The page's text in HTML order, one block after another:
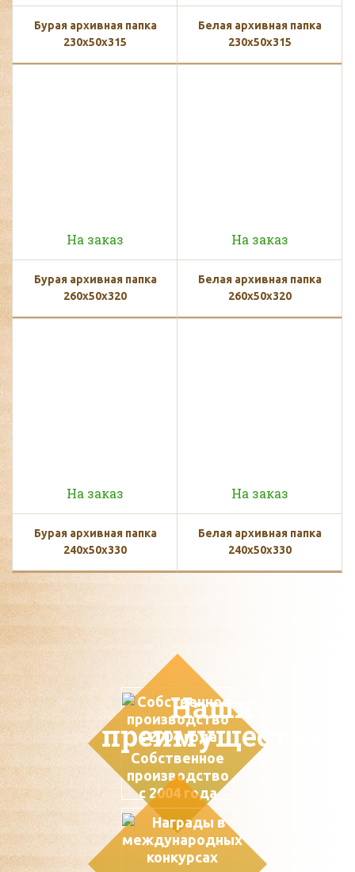
Бурая архивная папка
230x50x315
Белая архивная папка
230x50x315
На заказ
Бурая архивная папка
260x50x320
На заказ
Белая архивная папка
260x50x320
На заказ
Бурая архивная папка
240x50x330
На заказ
Белая архивная папка
240x50x330
Наши
преимущества
Собственное
производство
с 2004 года